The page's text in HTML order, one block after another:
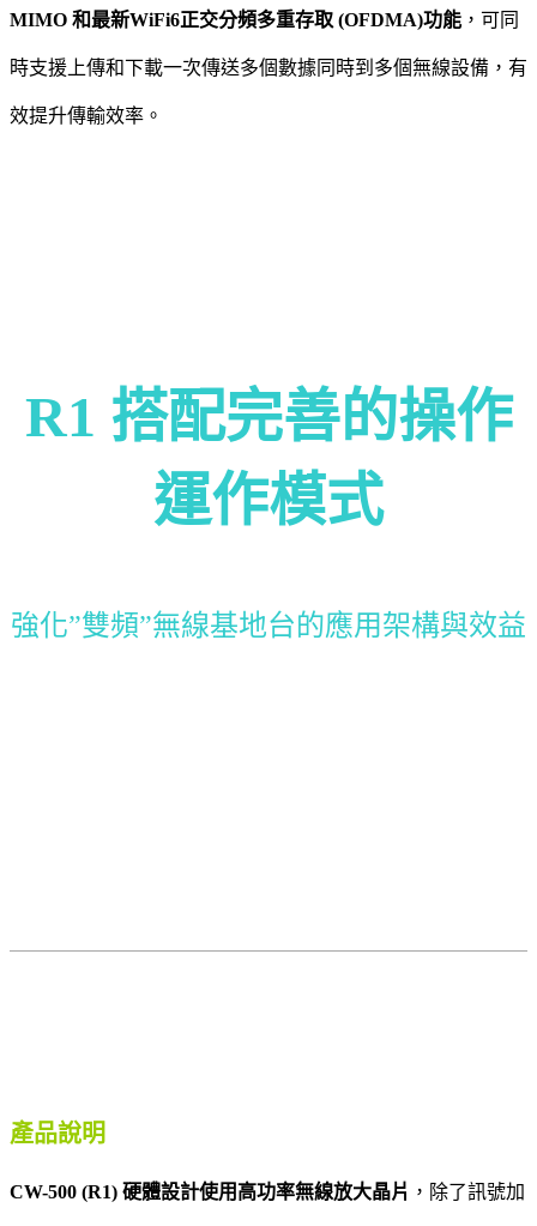
MIMO 和最新WiFi6正交分頻多重存取 (OFDMA)功能 ，可同
時支援上傳和下載一次傳送多個數據同時到多個無線設備，有
效提升傳輸效率。
R1 搭配完善的操作
運作模式
強化”雙頻”無線基地台的應用架構與效益
產品說明
CW-500 (R1) 硬體設計使用高功率無線放大晶片 ，除了訊號加